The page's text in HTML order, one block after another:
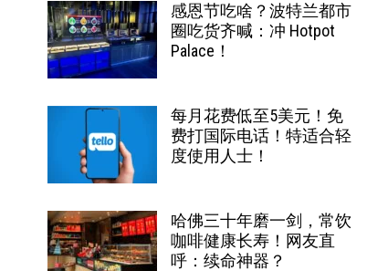
感恩节吃啥？波特兰都市
圈吃货齐喊：冲 Hotpot
Palace！
每月花费低至5美元！免
费打国际电话！特适合轻
度使用人士！
哈佛三十年磨一剑，常饮
咖啡健康长寿！网友直
呼：续命神器？